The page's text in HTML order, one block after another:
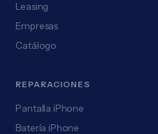
Leasing
Empresas
Catálogo
REPARACIONES
Pantalla iPhone
Batería iPhone